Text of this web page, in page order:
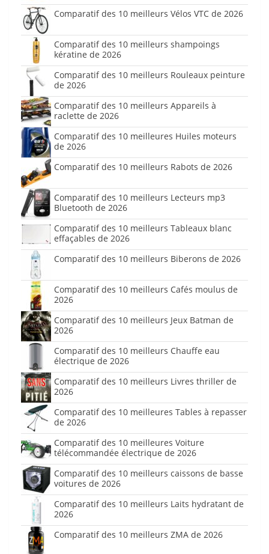
Comparatif des 10 meilleurs Vélos VTC de 2026
Comparatif des 10 meilleurs shampoings
kératine de 2026
Comparatif des 10 meilleurs Rouleaux peinture
de 2026
Comparatif des 10 meilleurs Appareils à
raclette de 2026
Comparatif des 10 meilleures Huiles moteurs
de 2026
Comparatif des 10 meilleurs Rabots de 2026
Comparatif des 10 meilleurs Lecteurs mp3
Bluetooth de 2026
Comparatif des 10 meilleurs Tableaux blanc
effaçables de 2026
Comparatif des 10 meilleurs Biberons de 2026
Comparatif des 10 meilleurs Cafés moulus de
2026
Comparatif des 10 meilleurs Jeux Batman de
2026
Comparatif des 10 meilleurs Chauffe eau
électrique de 2026
Comparatif des 10 meilleurs Livres thriller de
2026
Comparatif des 10 meilleures Tables à repasser
de 2026
Comparatif des 10 meilleures Voiture
télécommandée électrique de 2026
Comparatif des 10 meilleurs caissons de basse
voitures de 2026
Comparatif des 10 meilleurs Laits hydratant de
2026
Comparatif des 10 meilleurs ZMA de 2026